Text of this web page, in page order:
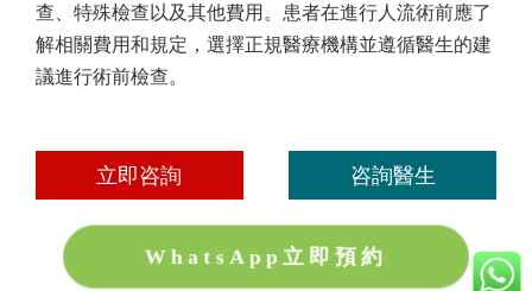
查、特殊檢查以及其他費用。患者在進行人流術前應了
解相關費用和規定，選擇正規醫療機構並遵循醫生的建
議進行術前檢查。
立即咨詢 咨詢醫生
WhatsApp立即預約